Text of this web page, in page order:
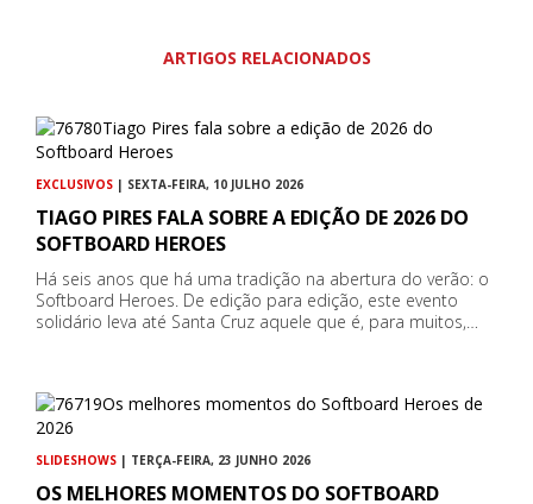
ARTIGOS RELACIONADOS
EXCLUSIVOS | SEXTA-FEIRA, 10 JULHO 2026
TIAGO PIRES FALA SOBRE A EDIÇÃO DE 2026 DO
SOFTBOARD HEROES
Há seis anos que há uma tradição na abertura do verão: o
Softboard Heroes. De edição para edição, este evento
solidário leva até Santa Cruz aquele que é, para muitos,…
SLIDESHOWS | TERÇA-FEIRA, 23 JUNHO 2026
OS MELHORES MOMENTOS DO SOFTBOARD